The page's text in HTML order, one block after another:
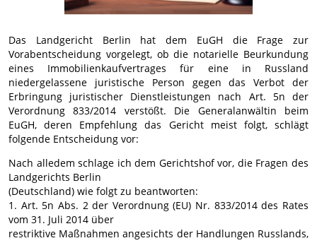
Das Landgericht Berlin hat dem EuGH die Frage zur
Vorabentscheidung vorgelegt, ob die notarielle Beurkundung
eines Immobilienkaufvertrages für eine in Russland
niedergelassene juristische Person gegen das Verbot der
Erbringung juristischer Dienstleistungen nach Art. 5n der
Verordnung 833/2014 verstößt. Die Generalanwältin beim
EuGH, deren Empfehlung das Gericht meist folgt, schlägt
folgende Entscheidung vor:
Nach alledem schlage ich dem Gerichtshof vor, die Fragen des
Landgerichts Berlin
(Deutschland) wie folgt zu beantworten:
1. Art. 5n Abs. 2 der Verordnung (EU) Nr. 833/2014 des Rates
vom 31. Juli 2014 über
restriktive Maßnahmen angesichts der Handlungen Russlands,